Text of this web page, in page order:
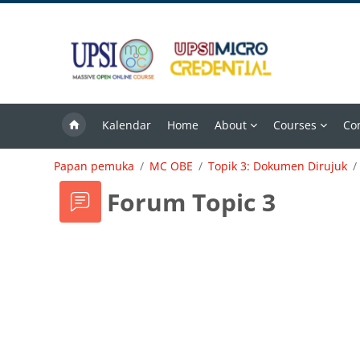
Kalendar Home About Courses
Papan pemuka MC OBE Topik 3: Dokumen Dirujuk
Forum Topic 3